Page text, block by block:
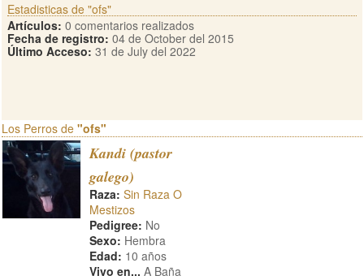
Estadisticas de "ofs"
Artículos: 0 comentarios realizados
Fecha de registro: 04 de October del 2015
Último Acceso: 31 de July del 2022
Los Perros de "ofs"
Kandi (pastor
galego)
Raza: Sin Raza O
Mestizos
Pedigree: No
Sexo: Hembra
Edad: 10 años
Vivo en... A Baña